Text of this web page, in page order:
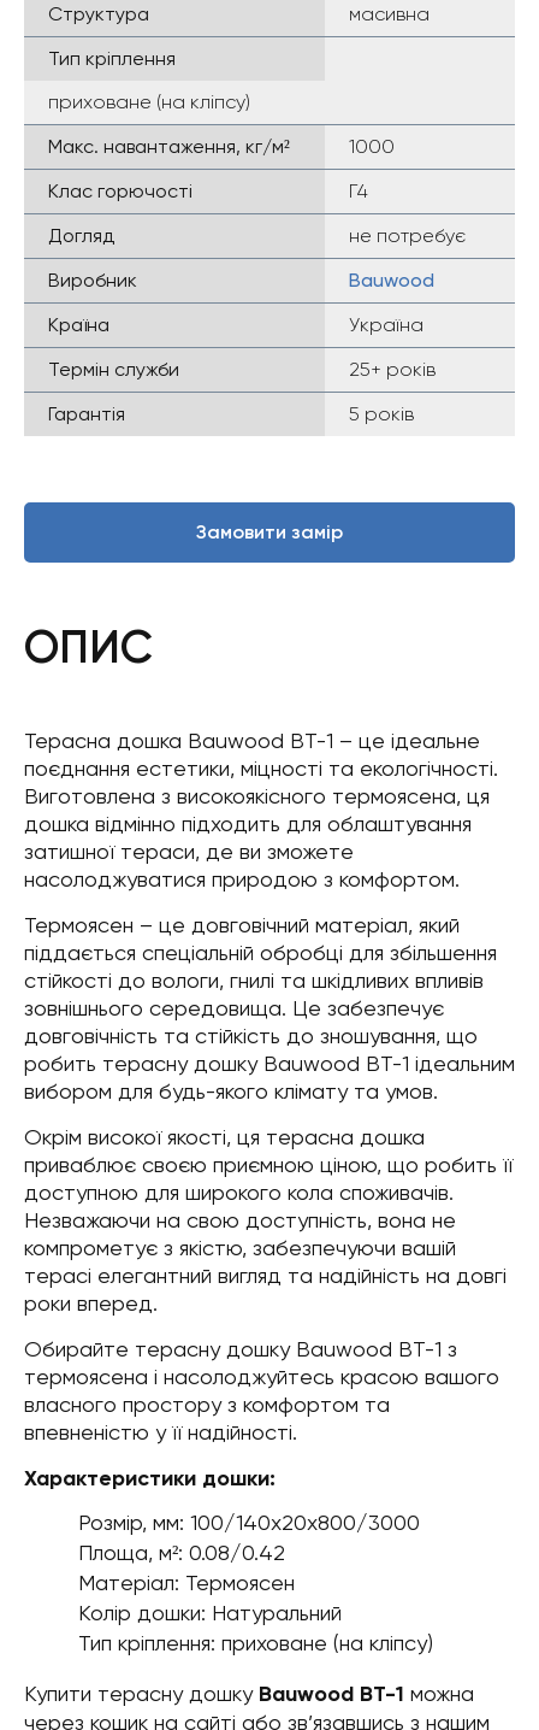
Структура
масивна
Тип кріплення
приховане (на кліпсу)
Макс. навантаження, кг/м²
1000
Клас горючості
Г4
Догляд
не потребує
Виробник
Bauwood
Країна
Україна
Термін служби
25+ років
Гарантія
5 років
Замовити замір
ОПИС
Терасна дошка Bauwood BT-1 – це ідеальне
поєднання естетики, міцності та екологічності.
Виготовлена з високоякісного термоясена, ця
дошка відмінно підходить для облаштування
затишної тераси, де ви зможете
насолоджуватися природою з комфортом.
Термоясен – це довговічний матеріал, який
піддається спеціальній обробці для збільшення
стійкості до вологи, гнилі та шкідливих впливів
зовнішнього середовища. Це забезпечує
довговічність та стійкість до зношування, що
робить терасну дошку Bauwood BT-1 ідеальним
вибором для будь-якого клімату та умов.
Окрім високої якості, ця терасна дошка
приваблює своєю приємною ціною, що робить її
доступною для широкого кола споживачів.
Незважаючи на свою доступність, вона не
компрометує з якістю, забезпечуючи вашій
терасі елегантний вигляд та надійність на довгі
роки вперед.
Обирайте терасну дошку Bauwood BT-1 з
термоясена і насолоджуйтесь красою вашого
власного простору з комфортом та
впевненістю у її надійності.
Характеристики дошки:
Розмір, мм: 100/140х20х800/3000
Площа, м²: 0.08/0.42
Матеріал: Термоясен
Колір дошки: Натуральний
Тип кріплення: приховане (на кліпсу)
Купити терасну дошку Bauwood BT-1 можна
через кошик на сайті або зв’язавшись з нашим